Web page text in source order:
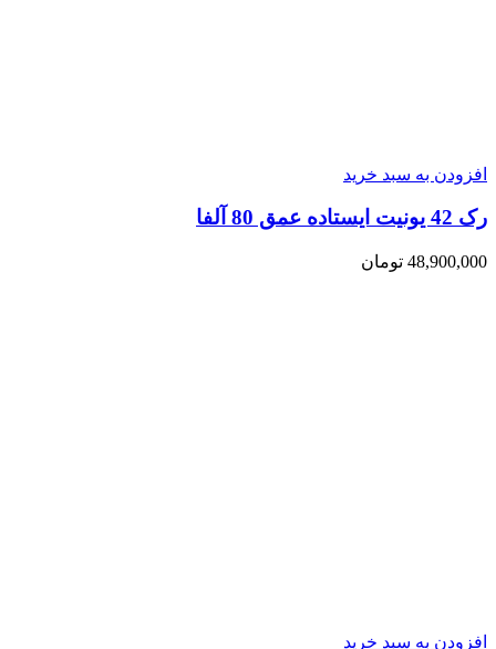
افزودن به سبد خرید
رک 42 یونیت ایستاده عمق 80 آلفا
48,900,000 تومان
افزودن به سبد خرید